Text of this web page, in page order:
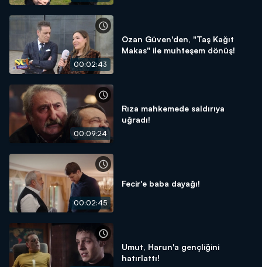
00:02:43
Ozan Güven'den, "Taş Kağıt
Makas" ile muhteşem dönüş!
00:09:24
Rıza mahkemede saldırıya
uğradı!
00:02:45
Fecir'e baba dayağı!
Umut, Harun'a gençliğini
hatırlattı!